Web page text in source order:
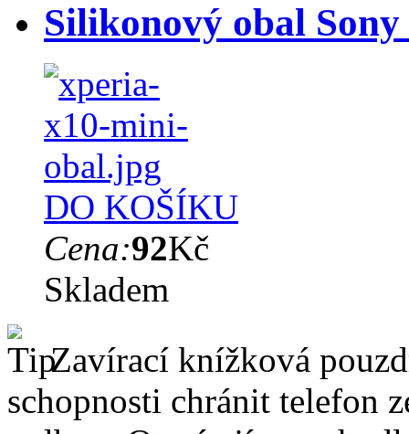
Silikonový obal
DO KOŠÍKU
Cena:92Kč
Skladem
Zavírací knížková
schopnosti chránit telefon